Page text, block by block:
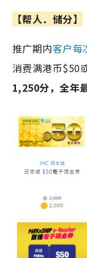
【帮人．储分】
推广期内客户每
消费满港币$50
1,250分，全年